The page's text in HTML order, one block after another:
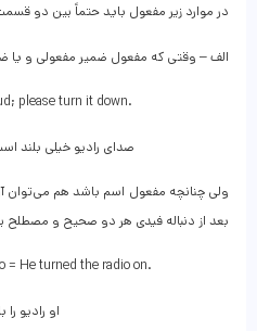
در موارد زیر مفعول باید حتماً بین دو
الف – وقتی که مفعول ضمیر مفعولی و یا
please turn it down.
صدای رادیو خیلی بلند
ولی چنانچه مفعول اسم باشد هم می‌توان
بعد از دنباله فیدی هر دو صحیح و مصطلح
= He turned the radio on.
او رادیو را